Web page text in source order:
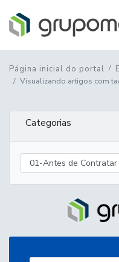
Página inicial do portal
Visualizando artigos com
Categorias